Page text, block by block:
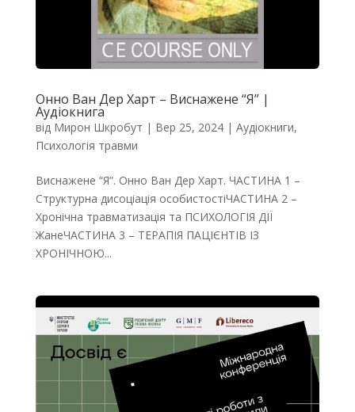
Онно Ван Дер Харт – Виснажене “Я” |
Аудіокнига
від Мирон Шкробут | Вер 25, 2024| Аудіокниги,
Психологія травми
Виснажене “Я”. Онно Ван Дер Харт. ЧАСТИНА 1 –
Структурна дисоціація особистостіЧАСТИНА 2 –
Хронічна травматизація та ПСИХОЛОГІЯ ДІЇ
ЖанеЧАСТИНА 3 – ТЕРАПІЯ ПАЦІЄНТІВ ІЗ
ХРОНІЧНОЮ...